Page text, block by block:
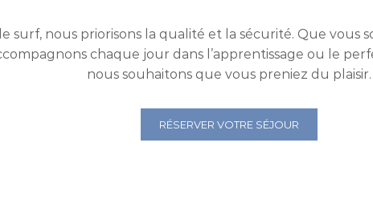
surf, nous priorisons la qualité et la sécurité. Que vous
chaque jour dans l’apprentissage ou le
nous souhaitons que vous preniez du plaisir.
RÉSERVER VOTRE SÉJOUR